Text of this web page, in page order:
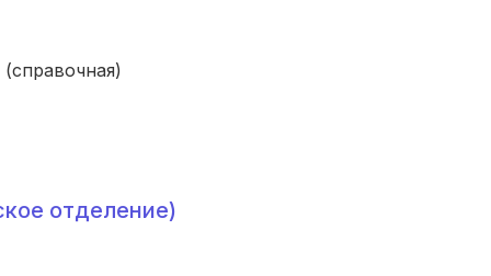
(справочная)
отделение)